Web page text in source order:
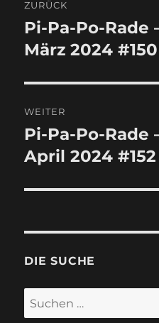
ZURÜCK
Vorheriger
Beitrag:
Pi-Pa-Po-Rade
März 2024 #150
WEITER
Nächster
Beitrag:
Pi-Pa-Po-Rade
April 2024 #152
DIE SUCHE
Suchen
nach: